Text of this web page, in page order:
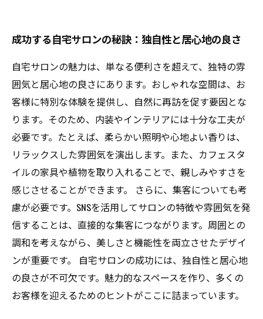
成功する自宅サロンの秘訣：独自性と居心地の良さ
自宅サロンの魅力は、単なる便利さを超えて、独特の雰
囲気と居心地の良さにあります。おしゃれな空間は、お
客様に特別な体験を提供し、自然に再訪を促す要因とな
ります。そのため、内装やインテリアには十分な工夫が
必要です。たとえば、柔らかい照明や心地よい香りは、
リラックスした雰囲気を演出します。また、カフェスタ
イルの家具や植物を取り入れることで、親しみやすさを
感じさせることができます。 さらに、集客についても考
慮が必要です。SNSを活用してサロンの特徴や雰囲気を発
信することは、直接的な集客につながります。周囲との
調和を考えながら、美しさと機能性を両立させたデザイ
ンが重要です。 自宅サロンの成功には、独自性と居心地
の良さが不可欠です。魅力的なスペースを作り、多くの
お客様を迎えるためのヒントがここに詰まっています。